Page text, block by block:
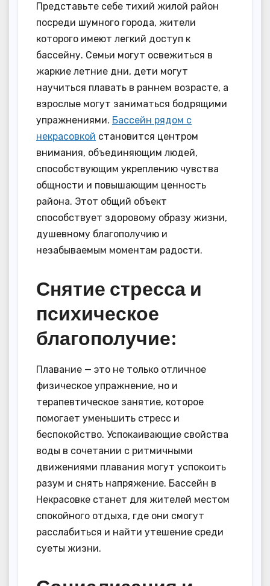
Представьте себе тихий жилой район
посреди шумного города, жители
которого имеют легкий доступ к
бассейну. Семьи могут освежиться в
жаркие летние дни, дети могут
научиться плавать в раннем возрасте, а
взрослые могут заниматься бодрящими
упражнениями. Бассейн рядом с
некрасовкой становится центром
внимания, объединяющим людей,
способствующим укреплению чувства
общности и повышающим ценность
района. Этот общий объект
способствует здоровому образу жизни,
душевному благополучию и
незабываемым моментам радости.
Снятие стресса и
психическое
благополучие:
Плавание — это не только отличное
физическое упражнение, но и
терапевтическое занятие, которое
помогает уменьшить стресс и
беспокойство. Успокаивающие свойства
воды в сочетании с ритмичными
движениями плавания могут успокоить
разум и снять напряжение. Бассейн в
Некрасовке станет для жителей местом
спокойного отдыха, где они смогут
расслабиться и найти утешение среди
суеты жизни.